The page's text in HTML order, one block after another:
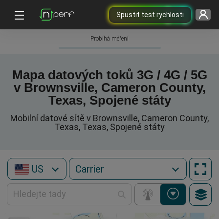
Spustit test rychlosti
Probíhá měření
Mapa datových toků 3G / 4G / 5G
v Brownsville, Cameron County,
Texas, Spojené státy
Mobilní datové sítě v Brownsville, Cameron County,
Texas, Texas, Spojené státy
US